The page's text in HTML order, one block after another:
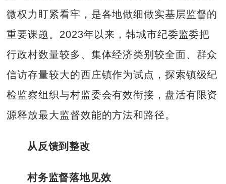
微权力盯紧看牢，是各地做细做实基层监督的
重要课题。2023年以来，韩城市纪委监委把
行政村数量较多、集体经济类别较全面、群众
信访存量较大的西庄镇作为试点，探索镇级纪
检监察组织与村监委会有效衔接，盘活有限资
源释放最大监督效能的方法和路径。
从反馈到整改
村务监督落地见效